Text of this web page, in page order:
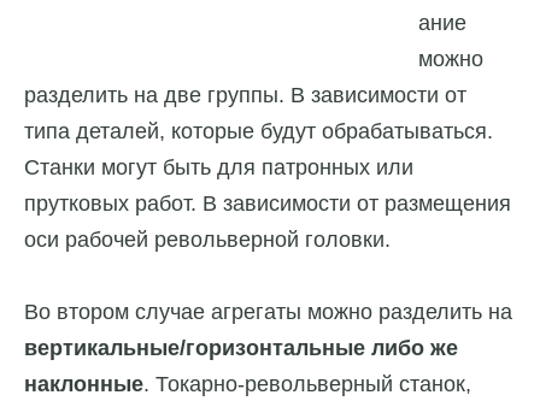
ание
можно
разделить на две группы. В зависимости от
типа деталей, которые будут обрабатываться.
Станки могут быть для патронных или
прутковых работ. В зависимости от размещения
оси рабочей револьверной головки.
Во втором случае агрегаты можно разделить на
вертикальные/горизонтальные либо же
наклонные. Токарно-револьверный станок,